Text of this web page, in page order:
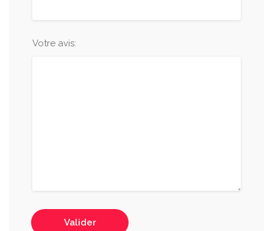
Votre avis:
Valider